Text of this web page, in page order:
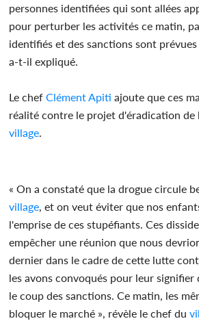
personnes identifiées qui sont allées
pour perturber les activités ce matin,
identifiés et des sanctions sont
a-t-il expliqué.
Le chefClément Apiti ajoute que ces
réalité contre le projet d'éradication de
village.
« On a constaté que la drogue circule
village, et on veut éviter que nos
l'emprise de ces stupéfiants. Ces
empêcher une réunion que nous
dernier dans le cadre de cette lutte
les avons convoqués pour leur
le coup des sanctions. Ce matin, les
bloquer le marché », révèle le chef du